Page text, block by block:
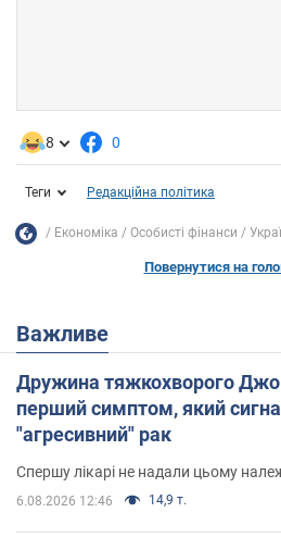
8 0
Теги Редакційна політика
Економіка Особисті фінанси
Повернутися на
Важливе
Дружина тяжкохворого Джо
перший симптом, який
"агресивний" рак
Спершу лікарі не надали цьому
6.08.2026 12:46 14,9 т.